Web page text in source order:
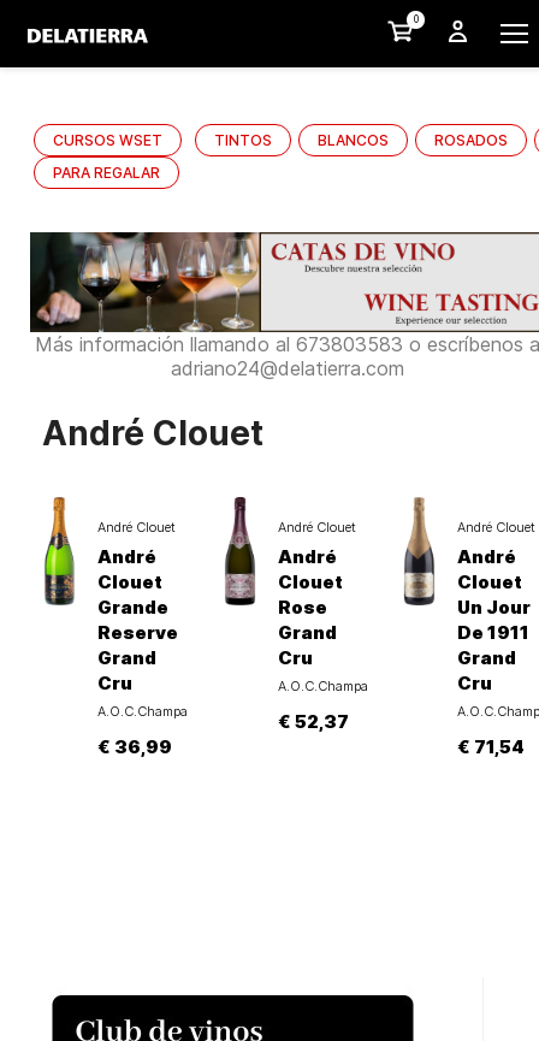
0
CURSOS WSET TINTOS BLANCOS
ROSADOS
PARA REGALAR
Más información llamando al 673803583 o escríbenos a
adriano24@delatierra.com
André Clouet
André Clouet
André
Clouet
Grande
Reserve
Grand
Cru
A.O.C.Champagne
€ 36,99
André Clouet
André
Clouet
Rose
Grand
Cru
A.O.C.Champagne
€ 52,37
André Clouet
André
Clouet
Un Jour
De 1911
Grand
Cru
€ 71,54